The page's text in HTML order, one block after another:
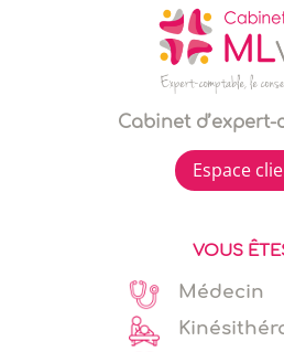
Cabinet
Espace
VOUS
Médecin